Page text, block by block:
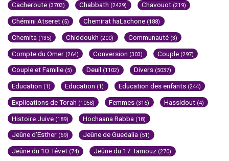
Cacheroute (3703) Chabbath (2429) Chavouot (219)
Chémini Atseret (5) Chemirat haLachone (188)
Chemita (135) Chiddoukh (200) Communauté (3)
Compte du Omer (264) Conversion (303) Couple (297)
Couple et Famille (5) Deuil (1102) Divers (5037)
Education (1) Education (1) Education des enfants (244)
Explications de Torah (1058) Femmes (316) Hassidout (4)
Histoire Juive (189) Hochaana Rabba (18)
Jeûne d'Esther (69) Jeûne de Guedalia (51)
Jeûne du 10 Tévet (74) Jeûne du 17 Tamouz (270)